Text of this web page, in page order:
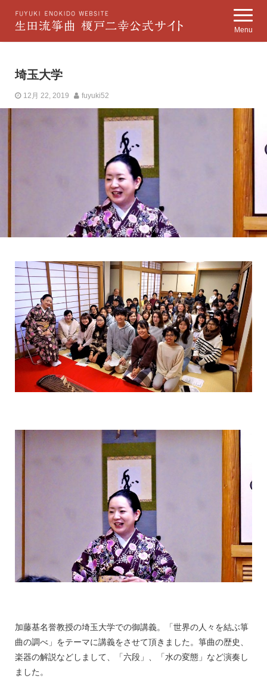
Menu
埼玉大学
12月 22, 2019 fuyuki52
加藤基名誉教授の埼玉大学での御講義。「世界の人々を結ぶ箏
曲の調べ」をテーマに講義をさせて頂きました。箏曲の歴史、
楽器の解説などしまして、「六段」、「水の変態」など演奏し
ました。